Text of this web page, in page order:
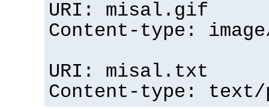
URI: misal.gif
Content-type:
URI: misal.txt
Content-type: